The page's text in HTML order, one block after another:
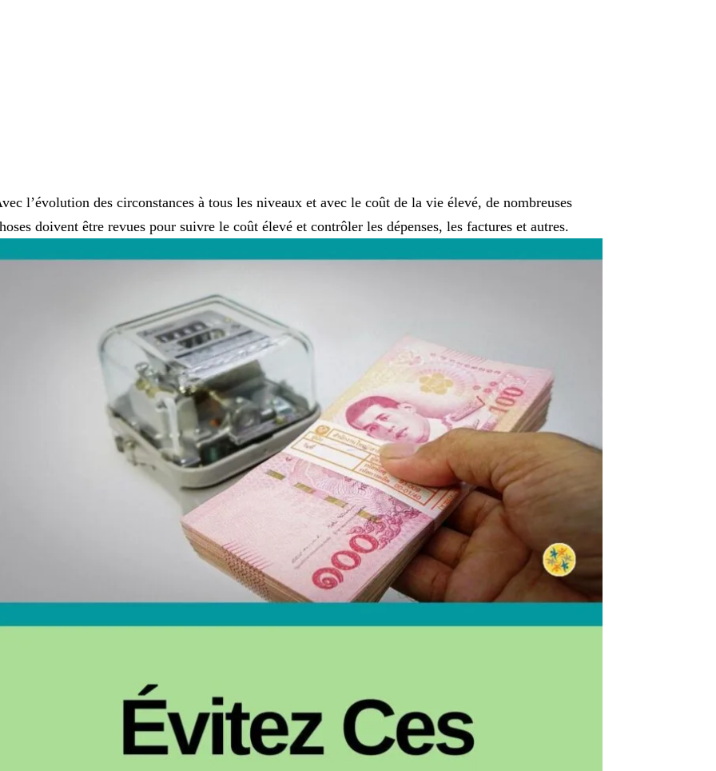
l’évolution des circonstances à tous les niveaux et avec le coût de la vie élevé, de nombreuses
doivent être revues pour suivre le coût élevé et contrôler les dépenses, les factures et autres.